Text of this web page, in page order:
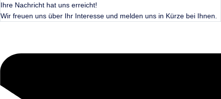
Ihre Nachricht hat uns erreicht!
Wir freuen uns über Ihr Interesse und melden uns in Kürze bei Ihnen.